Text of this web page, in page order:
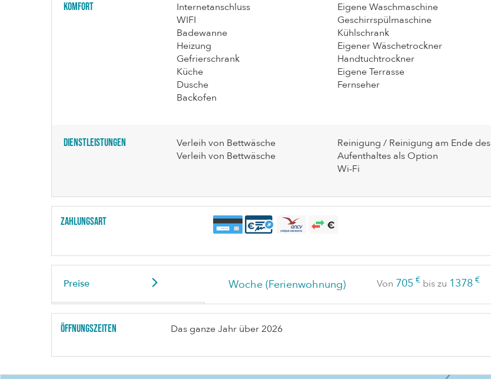
Komfort
Internetanschluss
WIFI
Badewanne
Heizung
Gefrierschrank
Küche
Dusche
Backofen
Eigene Waschmaschine
Geschirrspülmaschine
Kühlschrank
Eigener Wäschetrockner
Handtuchtrockner
Eigene Terrasse
Fernseher
Dienstleistungen
Verleih von Bettwäsche
Verleih von Bettwäsche
Reinigung / Reinigung am Ende des
Aufenthaltes als Option
Wi-Fi
Zahlungsart
Preise Woche (Ferienwohnung) Von 705 € bis zu 1378 €
Öffnungszeiten Das ganze Jahr über 2026